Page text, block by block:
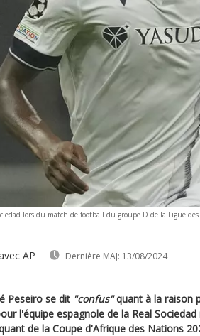
lors du match de football du groupe D de la Ligue
AP Dernière MAJ: 13/08/2024
Peseiro se dit "confus"quant à la raison
l'équipe espagnole de la Real
de la Coupe d'Afrique des Nations